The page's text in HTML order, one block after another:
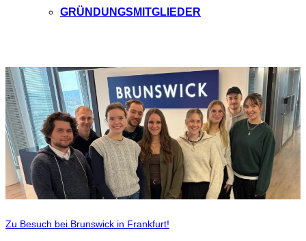
GRÜNDUNGSMITGLIEDER
Zu Besuch bei Brunswick in Frankfurt!